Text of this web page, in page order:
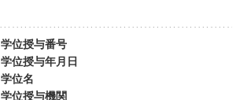
学位授与番号
学位授与年月日
学位名
学位授与機関